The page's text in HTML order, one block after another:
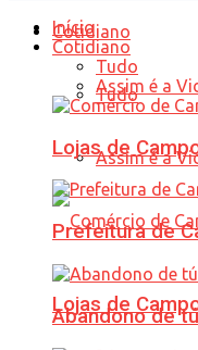
Cotidiano
Tudo
Assim é a
Lojas de
Início
Cotidiano
Tudo
Assim é a
Lojas de
Prefeitura de
Abandono de